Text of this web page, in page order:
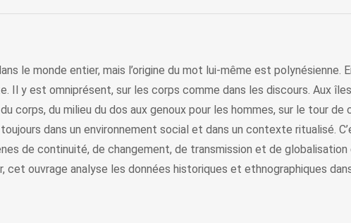
le monde entier, mais l’origine du mot lui-même est polynésienne.
Il y est omniprésent, sur les corps comme dans les discours. Aux
corps, du milieu du dos aux genoux pour les hommes, sur le tour de
dans un environnement social et dans un contexte ritualisé.
de continuité, de changement, de transmission et de globalisation
ouvrage analyse les données historiques et ethnographiques